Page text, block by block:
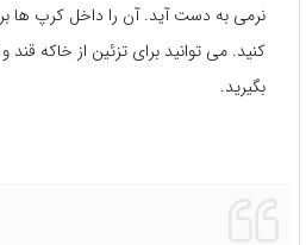
نرمی به دست آید. آن را داخل کرپ ها
کنید. می توانید برای تزئین از خاکه
بگیرید.